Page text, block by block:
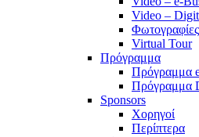
Video –
Φωτογραφίες
Virtual Tour
Πρόγραμμα
Πρόγραμμα
Πρόγραμμα
Sponsors
Χορηγοί
Περίπτερα